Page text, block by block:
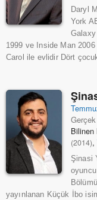
Daryl
York
1999 ve Inside Man 2006
Carol ile evlidir Dört
Bilinen
(2014),
Şinasi
yayınlanan Küçük İbo